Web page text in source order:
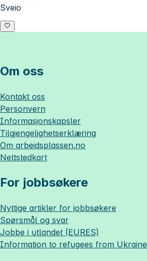
Sveio
Om oss
Kontakt oss
Personvern
Informasjonskapsler
Tilgjengelighetserklæring
Om arbeidsplassen.no
Nettstedkart
For jobbsøkere
Nyttige artikler for jobbsøkere
Spørsmål og svar
Jobbe i utlandet (EURES)
Information to refugees from Ukraine